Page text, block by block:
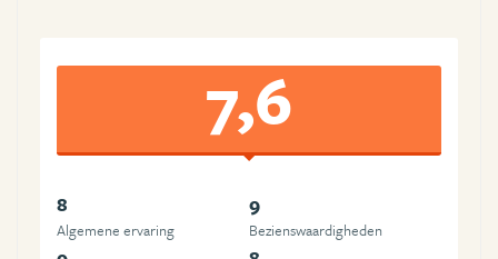
7,6
8
Algemene ervaring
9
Beziens­waardigheden